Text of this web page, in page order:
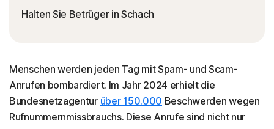
Halten Sie Betrüger in Schach
Menschen werden jeden Tag mit Spam- und Scam-
Anrufen bombardiert. Im Jahr 2024 erhielt die
Bundesnetzagentur über 150.000 Beschwerden wegen
Rufnummernmissbrauchs. Diese Anrufe sind nicht nur